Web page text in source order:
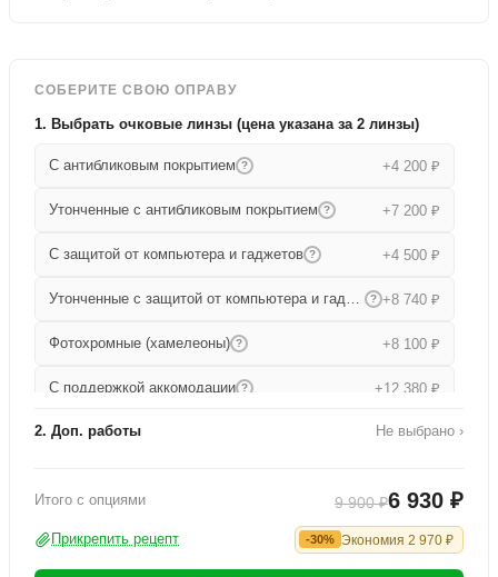
СОБЕРИТЕ СВОЮ ОПРАВУ
1. Выбрать очковые линзы (цена указана за 2 линзы)
С антибликовым покрытием ? +4 200 ₽
Утонченные с антибликовым покрытием ? +7 200 ₽
С защитой от компьютера и гаджетов ? +4 500 ₽
Утонченные с защитой от компьютера и гаджетов ? +8 740 ₽
Фотохромные (хамелеоны) ? +8 100 ₽
С поддержкой аккомодации ? +12 380 ₽
Прогрессивные +15 680 ₽
2. Доп. работы
Не выбрано ›
Итого с опциями 9 900 ₽6 930 ₽
Прикрепить рецепт -30% Экономия 2 970 ₽